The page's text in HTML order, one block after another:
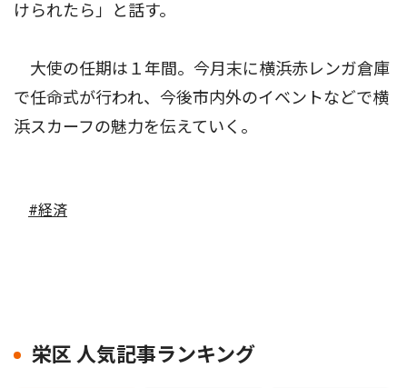
けられたら」と話す。
大使の任期は１年間。今月末に横浜赤レンガ倉庫
で任命式が行われ、今後市内外のイベントなどで横
浜スカーフの魅力を伝えていく。
#経済
栄区 人気記事ランキング